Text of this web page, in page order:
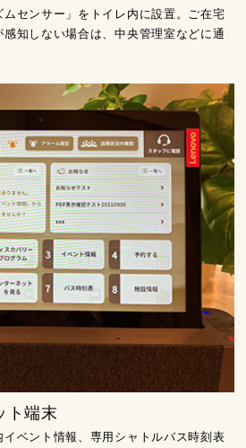
センサー」をトイレ内に設置。ご在宅
知しない場合は、中央管理室などに通
ト端末
ベント情報、専用シャトルバス時刻表